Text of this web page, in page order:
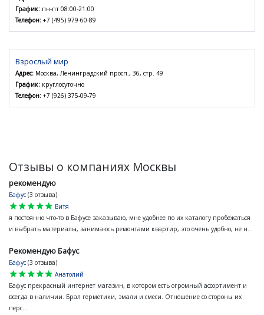
График: пн-пт 08:00-21:00
Телефон: +7 (495) 979-60-89
Взрослый мир
Адрес: Москва, Ленинградский просп., 36, стр. 49
График: круглосуточно
Телефон: +7 (926) 375-09-79
Отзывы о компаниях Москвы
рекомендую
Бафус (3 отзыва)
star
star
star
star
star
Витя
я постоянно что-то в Бафусе заказываю, мне удобнее по их каталогу пробежаться
и выбрать материалы, занимаюсь ремонтами квартир, это очень удобно, не н...
Рекомендую Бафус
Бафус (3 отзыва)
star
star
star
star
star
Анатолий
Бафус прекрасный интернет магазин, в котором есть огромный ассортимент и
всегда в наличии. Брал герметики, эмали и смеси. Отношение со стороны их
перс...